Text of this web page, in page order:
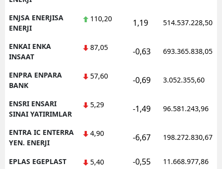
ENJSA ENERJISA
ENERJI
110,20 1,19 514.537.228,50
ENKAI ENKA
INSAAT
87,05 -0,63 693.365.838,05
ENPRA ENPARA
BANK
57,60 -0,69 3.052.355,60
ENSRI ENSARI
SINAI YATIRIMLAR
5,29 -1,49 96.581.243,96
ENTRA IC ENTERRA
YEN. ENERJI
4,90 -6,67 198.272.830,67
EPLAS EGEPLAST 5,40 -0,55 11.668.977,86